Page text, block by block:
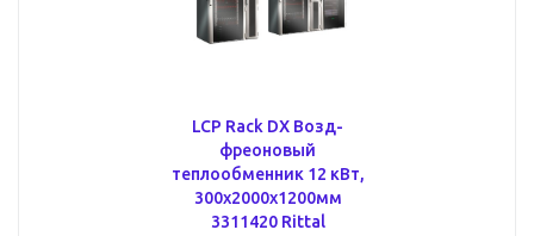
LCP Rack DX Возд-
фреоновый
теплообменник 12 кВт,
300x2000x1200мм
3311420 Rittal